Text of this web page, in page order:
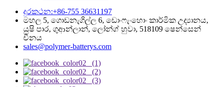
දුරකථන:+86-755 36631197
මහල 5, ගොඩනැගිල්ල 6, ඩොංෆැංහොං කාර්මික උද්‍යානය,
යුෂි පාර, ගුආන්ලාන්, ලෝන්ග් හුවා, 518109 ෂෙන්සෙන්
චීනය
sales@polymer-batterys.com